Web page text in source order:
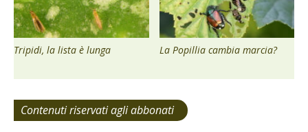
Tripidi, la lista è lunga La Popillia cambia marcia?
Contenuti riservati agli abbonati